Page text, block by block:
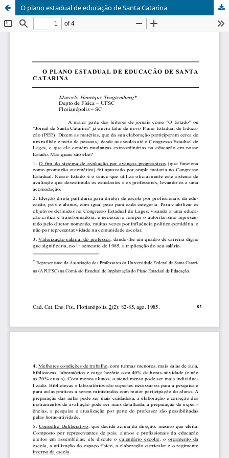
O plano estadual de educação de Santa Catarina